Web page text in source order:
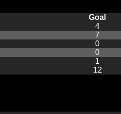
Goal
4
7
0
0
1
12